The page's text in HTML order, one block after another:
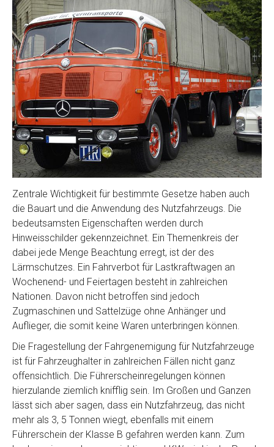
Zentrale Wichtigkeit für bestimmte Gesetze haben auch
die Bauart und die Anwendung des Nutzfahrzeugs. Die
bedeutsamsten Eigenschaften werden durch
Hinweisschilder gekennzeichnet. Ein Themenkreis der
dabei jede Menge Beachtung erregt, ist der des
Lärmschutzes. Ein Fahrverbot für Lastkraftwagen an
Wochenend- und Feiertagen besteht in zahlreichen
Nationen. Davon nicht betroffen sind jedoch
Zugmaschinen und Sattelzüge ohne Anhänger und
Auflieger, die somit keine Waren unterbringen können.
Die Fragestellung der Fahrgenemigung für Nutzfahrzeuge
ist für Fahrzeughalter in zahlreichen Fällen nicht ganz
offensichtlich. Die Führerscheinregelungen können
hierzulande ziemlich knifflig sein. Im Großen und Ganzen
lässt sich aber sagen, dass ein Nutzfahrzeug, das nicht
mehr als 3, 5 Tonnen wiegt, ebenfalls mit einem
Führerschein der Klasse B gefahren werden kann. Zum